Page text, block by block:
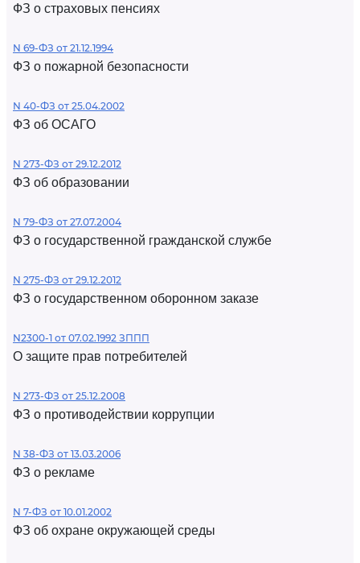
ФЗ о страховых пенсиях
N 69-ФЗ от 21.12.1994
ФЗ о пожарной безопасности
N 40-ФЗ от 25.04.2002
ФЗ об ОСАГО
N 273-ФЗ от 29.12.2012
ФЗ об образовании
N 79-ФЗ от 27.07.2004
ФЗ о государственной гражданской службе
N 275-ФЗ от 29.12.2012
ФЗ о государственном оборонном заказе
N2300-1 от 07.02.1992 ЗППП
О защите прав потребителей
N 273-ФЗ от 25.12.2008
ФЗ о противодействии коррупции
N 38-ФЗ от 13.03.2006
ФЗ о рекламе
N 7-ФЗ от 10.01.2002
ФЗ об охране окружающей среды